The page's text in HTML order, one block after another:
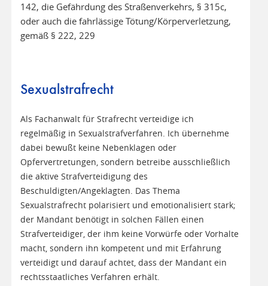
142, die Gefährdung des Straßenverkehrs, § 315c,
oder auch die fahrlässige Tötung/Körperverletzung,
gemäß § 222, 229
Sexualstrafrecht
Als Fachanwalt für Strafrecht verteidige ich
regelmäßig in Sexualstrafverfahren. Ich übernehme
dabei bewußt keine Nebenklagen oder
Opfervertretungen, sondern betreibe ausschließlich
die aktive Strafverteidigung des
Beschuldigten/Angeklagten. Das Thema
Sexualstrafrecht polarisiert und emotionalisiert stark;
der Mandant benötigt in solchen Fällen einen
Strafverteidiger, der ihm keine Vorwürfe oder Vorhalte
macht, sondern ihn kompetent und mit Erfahrung
verteidigt und darauf achtet, dass der Mandant ein
rechtsstaatliches Verfahren erhält.